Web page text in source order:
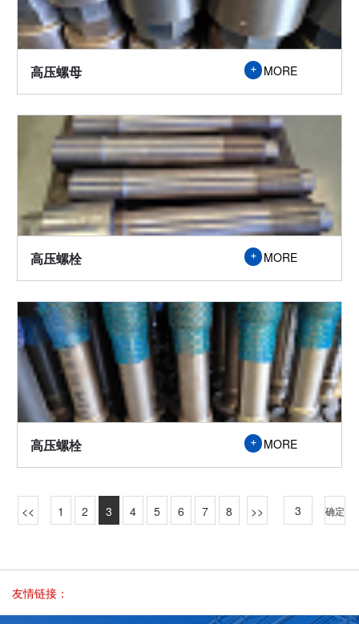

高压螺母 MORE
高压螺栓 MORE
高压螺栓 MORE
1 2 3 4 5 6 7 8 确定
友情链接：